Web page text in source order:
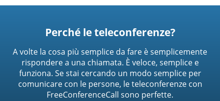
Perché le teleconferenze?
A volte la cosa più semplice da fare è semplicemente
rispondere a una chiamata. È veloce, semplice e
funziona. Se stai cercando un modo semplice per
comunicare con le persone, le teleconferenze con
FreeConferenceCall sono perfette.